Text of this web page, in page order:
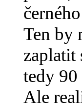
Ten by
zaplatit
tedy
Ale